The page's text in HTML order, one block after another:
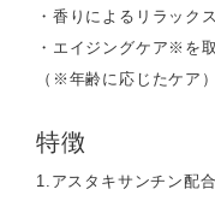
・香りによるリラック
・エイジングケア※を
（※年齢に応じたケア）
特徴
1.アスタキサンチン配